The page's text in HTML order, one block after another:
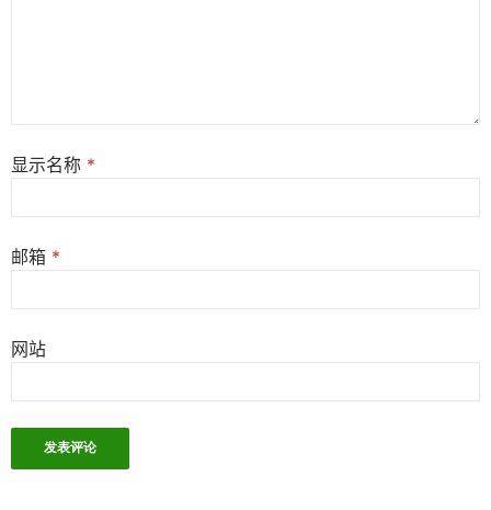
显示名称 *
邮箱 *
网站